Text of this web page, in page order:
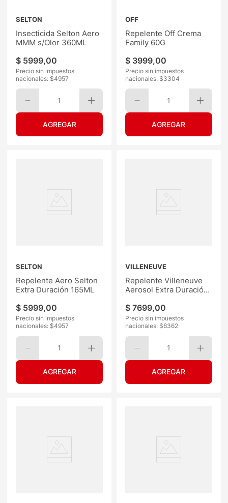
SELTON
Insecticida Selton Aero
MMM s/Olor 360ML
$ 5999,00
Precio sin impuestos
nacionales: $4957
1
OFF
Repelente Off Crema
Family 60G
$ 3999,00
Precio sin impuestos
nacionales: $3304
1
SELTON
Repelente Aero Selton
Extra Duración 165ML
$ 5999,00
Precio sin impuestos
nacionales: $4957
1
VILLENEUVE
Repelente Villeneuve
Aerosol Extra Duración
$ 7699,00
Precio sin impuestos
nacionales: $6362
1